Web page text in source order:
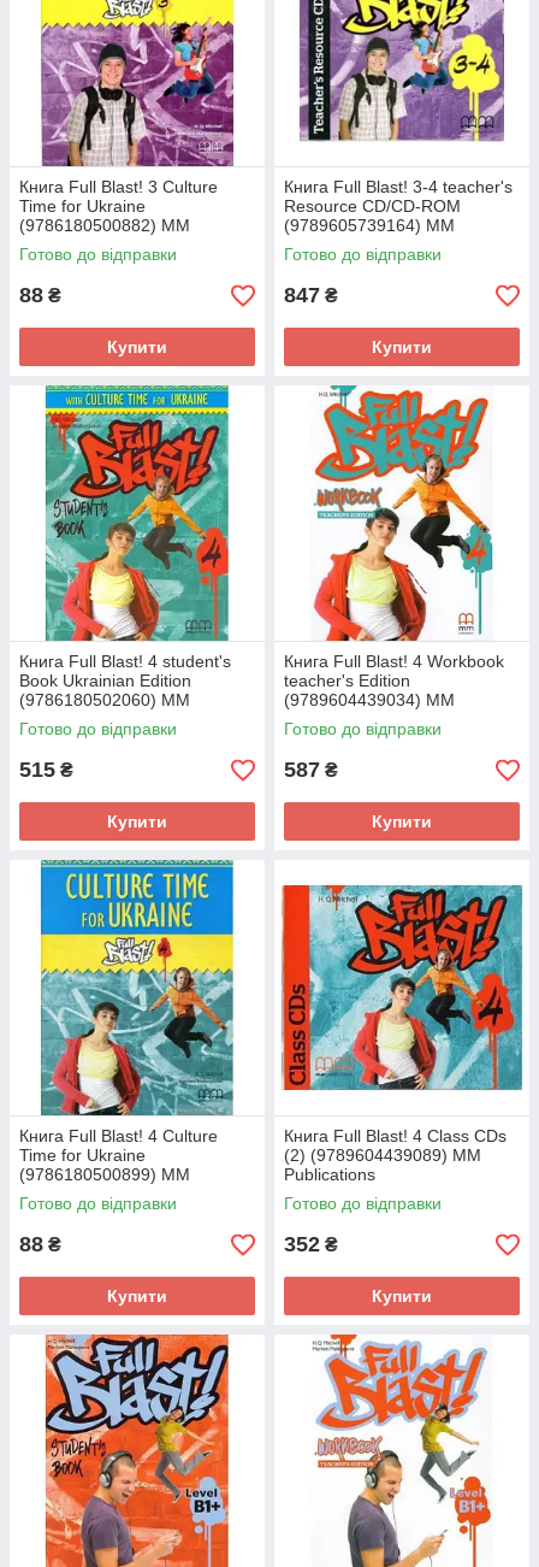
Книга Full Blast! 3 Culture
Time for Ukraine
(9786180500882) MM
Publications
Готово до відправки
88 ₴
Купити
Книга Full Blast! 3-4 teacher's
Resource CD/CD-ROM
(9789605739164) MM
Publications
Готово до відправки
847 ₴
Купити
Книга Full Blast! 4 student's
Book Ukrainian Edition
(9786180502060) MM
Publications
Готово до відправки
515 ₴
Купити
Книга Full Blast! 4 Workbook
teacher's Edition
(9789604439034) MM
Publications
Готово до відправки
587 ₴
Купити
Книга Full Blast! 4 Culture
Time for Ukraine
(9786180500899) MM
Publications
Готово до відправки
88 ₴
Купити
Книга Full Blast! 4 Class CDs
(2) (9789604439089) MM
Publications
Готово до відправки
352 ₴
Купити